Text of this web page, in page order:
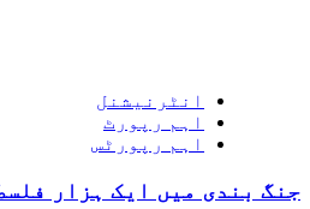
انٹرنیشنل
اہم رپورٹ
اہم رپورٹس
جنگ بندی میں ایک ہزار